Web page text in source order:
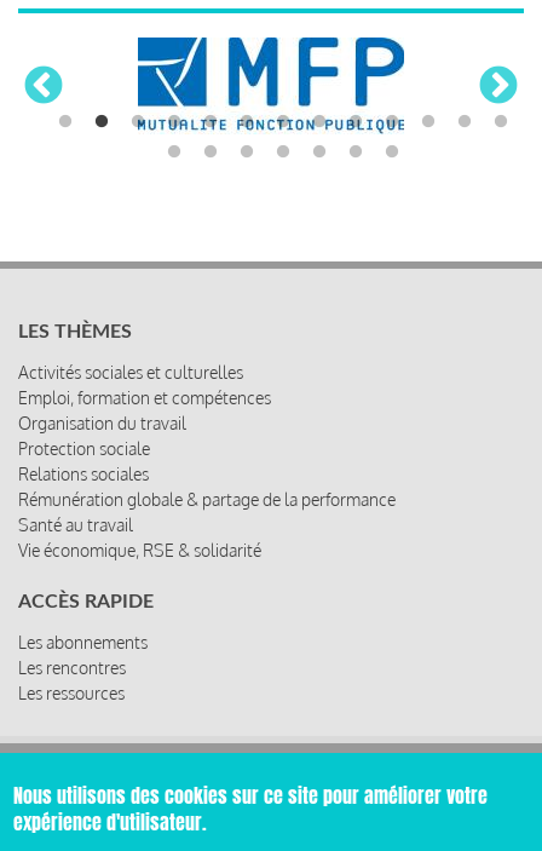
LES THÈMES
Activités sociales et culturelles
Emploi, formation et compétences
Organisation du travail
Protection sociale
Relations sociales
Rémunération globale & partage de la performance
Santé au travail
Vie économique, RSE & solidarité
ACCÈS RAPIDE
Les abonnements
Les rencontres
Les ressources
© 2019 Miroir Social - Réalisé parCafffeine
Nous utilisons des cookies sur ce site pour améliorer votre
expérience d'utilisateur.